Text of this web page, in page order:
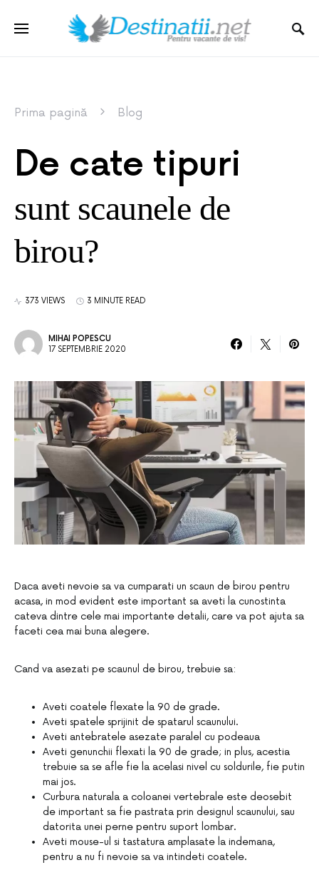
Prima pagină Blog
De cate tipuri
sunt scaunele de
birou?
373 VIEWS 3 MINUTE READ
MIHAI POPESCU
17 SEPTEMBRIE 2020
Daca aveti nevoie sa va cumparati un scaun de birou pentru
acasa, in mod evident este important sa aveti la cunostinta
cateva dintre cele mai importante detalii, care va pot ajuta sa
faceti cea mai buna alegere.
Cand va asezati pe scaunul de birou, trebuie sa:
Aveti coatele flexate la 90 de grade.
Aveti spatele sprijinit de spatarul scaunului.
Aveti antebratele asezate paralel cu podeaua
Aveti genunchii flexati la 90 de grade; in plus, acestia
trebuie sa se afle fie la acelasi nivel cu soldurile, fie putin
mai jos.
Curbura naturala a coloanei vertebrale este deosebit
de important sa fie pastrata prin designul scaunului, sau
datorita unei perne pentru suport lombar.
Aveti mouse-ul si tastatura amplasate la indemana,
pentru a nu fi nevoie sa va intindeti coatele.